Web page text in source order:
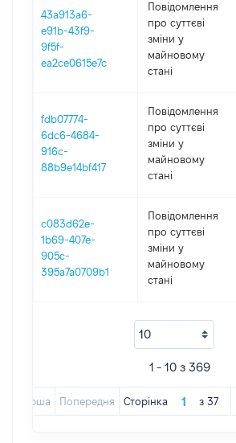
43a913a6-
e91b-43f9-
9f5f-
ea2ce0615e7c
Повідомлення
про суттєві
зміни y
майновому
стані
fdb07774-
6dc6-4684-
916c-
88b9e14bf417
Повідомлення
про суттєві
зміни y
майновому
стані
c083d62e-
1b69-407e-
905c-
395a7a0709b1
Повідомлення
про суттєві
зміни y
майновому
стані
1 - 10 з 369
Перша Попередня Сторінка з 37